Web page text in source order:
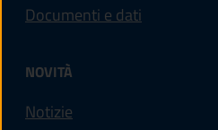
Documenti e dati
NOVITÀ
Notizie